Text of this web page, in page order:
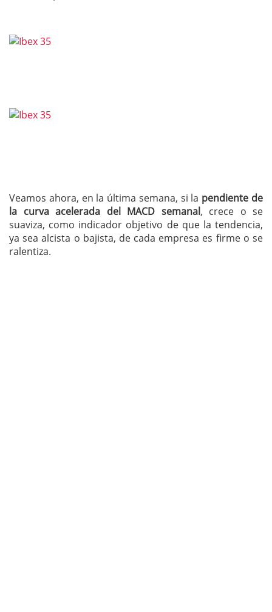
Veamos ahora, en la última semana, si la pendiente de
la curva acelerada del MACD semanal, crece o se
suaviza, como indicador objetivo de que la tendencia,
ya sea alcista o bajista, de cada empresa es firme o se
ralentiza.